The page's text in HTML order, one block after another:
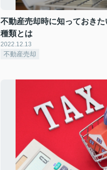
不動産売却時に知っておき
種類とは
2022.12.13
不動産売却